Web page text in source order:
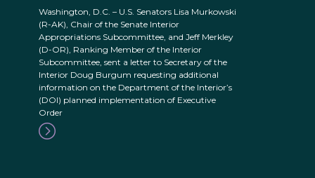
Washington, D.C. – U.S. Senators Lisa Murkowski
(R-AK), Chair of the Senate Interior
Appropriations Subcommittee, and Jeff Merkley
(D-OR), Ranking Member of the Interior
Subcommittee, sent a letter to Secretary of the
Interior Doug Burgum requesting additional
information on the Department of the Interior’s
(DOI) planned implementation of Executive
Order